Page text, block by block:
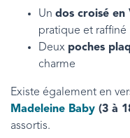
Un dos croisé en
pratique et raffiné
Deux poches
charme
Existe également en
Madeleine Baby (3 à
assortis.